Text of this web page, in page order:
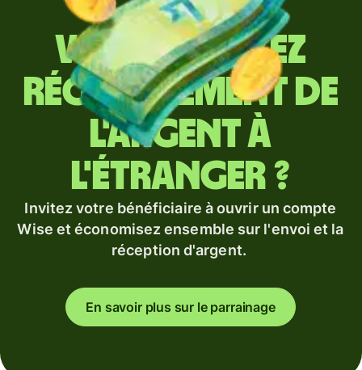
Vous envoyez
régulièrement de
l'argent à
l'étranger ?
Invitez votre bénéficiaire à ouvrir un compte
Wise et économisez ensemble sur l'envoi et la
réception d'argent.
En savoir plus sur le parrainage